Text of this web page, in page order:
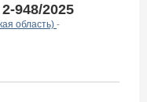
948/2025
область) -